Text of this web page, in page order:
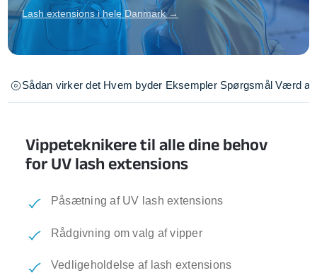
Lash extensions i hele Danmark →
Sådan virker det Hvem byder Eksempler Spørgsmål Værd at
Vippeteknikere til alle dine behov
for UV lash extensions
Påsætning af UV lash extensions
Rådgivning om valg af vipper
Vedligeholdelse af lash extensions